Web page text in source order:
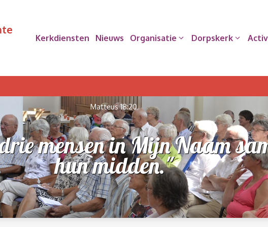
Kerkdiensten Nieuws Organisatie Dorpskerk
Matteus 18:20
mensen in Mijn Naam
hun midden."